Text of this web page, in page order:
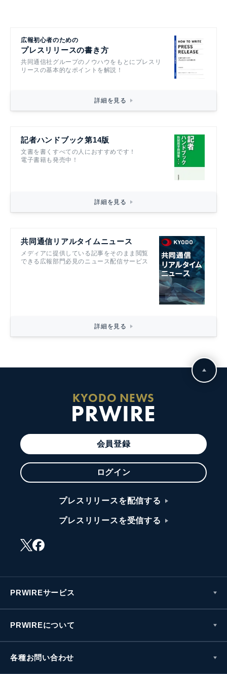
広報初心者のための
プレスリリースの書き方
共同通信社グループのノウハウをもとにプレスリ
リースの基本的なポイントを解説！
詳細を見る
記者ハンドブック第14版
文書を書くすべての人におすすめです！
電子書籍も発売中！
詳細を見る
共同通信リアルタイムニュース
メディアに提供している記事をそのまま閲覧
できる広報部門必見のニュース配信サービス
詳細を見る
KYODO NEWS
PRWIRE
会員登録
ログイン
プレスリリースを配信する
プレスリリースを受信する
PRWIREサービス
PRWIREについて
各種お問い合わせ